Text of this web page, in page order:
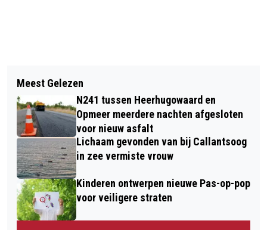
FESTIVAL YES IN MY BACKYARD OP
HEMELVAARTSDAG VAN START IN
VICTORIEPARK
OPEN WATER ALKMAAR:
NEDERLANDS GROOTSTE OPEN WATER
ZWEMEVENEMENT KOMT NAAR
ALKMAAR
Meest Gelezen
N241 tussen Heerhugowaard en
Opmeer meerdere nachten afgesloten
voor nieuw asfalt
Lichaam gevonden van bij Callantsoog
in zee vermiste vrouw
Kinderen ontwerpen nieuwe Pas-op-pop
voor veiligere straten